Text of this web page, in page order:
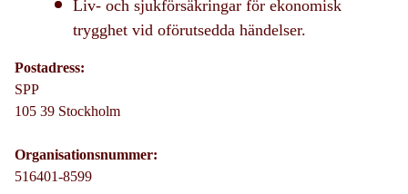
Liv- och sjukförsäkringar för ekonomisk
trygghet vid oförutsedda händelser.
Postadress:
SPP
105 39 Stockholm
Organisationsnummer:
516401-8599